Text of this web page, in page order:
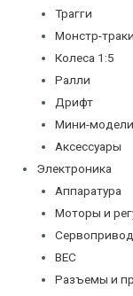
Трагги
Монстр-траки
Колеса 1:5
Ралли
Дрифт
Мини-модели
Аксессуары
Электроника
Аппаратура
Моторы и
BEC
Разъемы и